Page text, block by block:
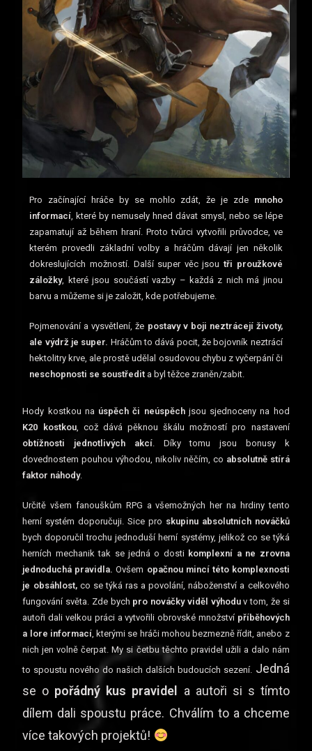
Pro začínající hráče by se mohlo zdát, že je zdemnoho
informací, které by nemusely hned dávat smysl, nebo se lépe
zapamatují až během hraní. Proto tvůrci vytvořili průvodce, ve
kterém provedli základní volby a hráčům dávají jen několik
dokreslujících možností. Další super věc jsou tři proužkové
záložky, které jsou součástí vazby – každá z nich má jinou
barvu a můžeme si je založit, kde potřebujeme.
Pojmenování a vysvětlení, že postavy v boji neztrácejí životy,
ale výdrž je super. Hráčům to dává pocit, že bojovník neztrácí
hektolitry krve, ale prostě udělal osudovou chybu z vyčerpání či
neschopnosti se soustředit a byl těžce zraněn/zabit.
Hody kostkou na úspěch či neúspěchjsou sjednoceny na hod
K20 kostkou, což dává pěknou škálu možností pro nastavení
obtížnosti jednotlivých akcí. Díky tomu jsou bonusy k
dovednostem pouhou výhodou, nikoliv něčím, co absolutně stírá
faktor náhody.
Určitě všem fanouškům RPG a všemožných her na hrdiny tento
herní systém doporučuji. Sice pro skupinu absolutních nováčků
bych doporučil trochu jednoduší herní systémy, jelikož co se týká
herních mechanik tak se jedná o dosti komplexní a ne zrovna
jednoduchá pravidla. Ovšem opačnou mincí této komplexnosti
je obsáhlost,co se týká ras a povolání, náboženství a celkového
fungování světa. Zde bych pro nováčky viděl výhoduv tom, že si
autoři dali velkou práci a vytvořili obrovské množství příběhových
a lore informací, kterými se hráči mohou bezmezně řídit, anebo z
nich jen volně čerpat. My si četbu těchto pravidel užili a dalo nám
to spoustu nového do našich dalších budoucích sezení. Jedná
se o pořádný kus pravidel
a autoři si s tímto
dílem dali spoustu práce. Chválím to a chceme
více takových projektů!